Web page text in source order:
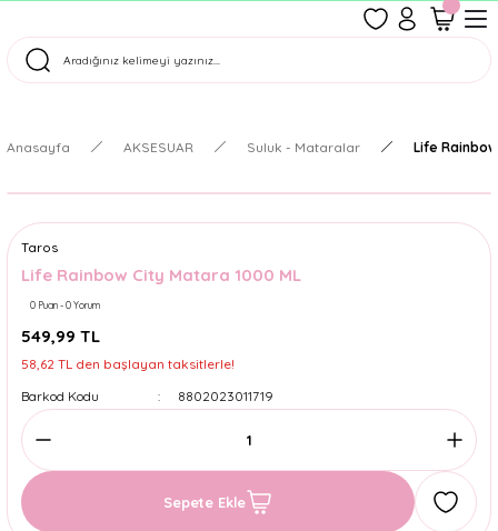
Tüm Siparişler Aynı Gün Kargoda!
Anasayfa AKSESUAR Suluk - Mataralar Life
Taros
Life Rainbow City Matara 1000 ML
0 Puan - 0 Yorum
549,99 TL
58,62 TL den başlayan taksitlerle!
Barkod Kodu
8802023011719
Sepete Ekle